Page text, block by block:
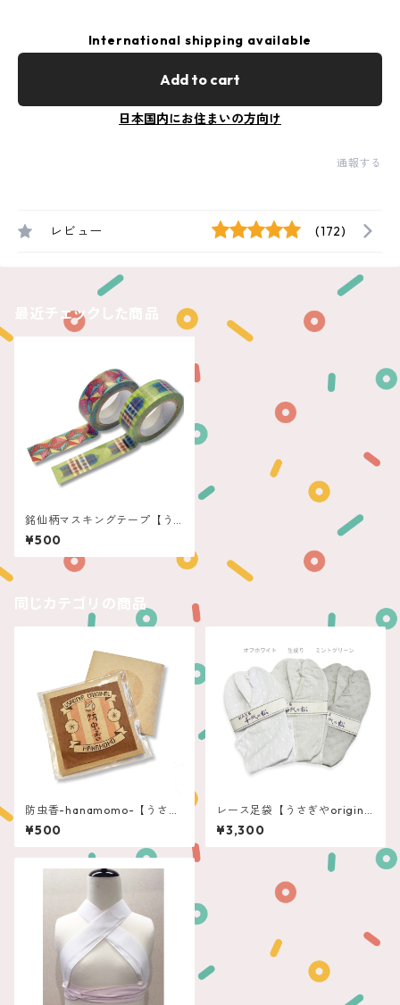
International shipping available
Add to cart
日本国内にお住まいの方向け
通報する
レビュー (172)
最近チェックした商品
銘仙柄マスキングテープ【う
さぎやoriginal】
¥500
同じカテゴリの商品
防虫香-hanamomo-【うさぎ
やoriginal】
¥500
レース足袋【うさぎやorigina
l】
¥3,300